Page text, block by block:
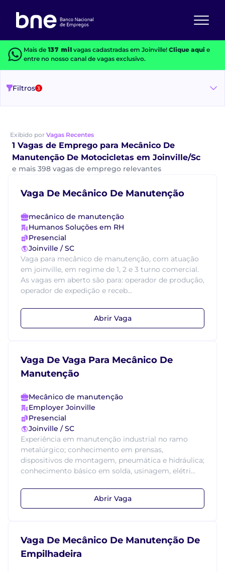
Mais de 137 milvagas cadastradas em Joinville! Clique aquie
entre no nosso canal de vagas exclusivo.
Filtros 3
Exibido por Vagas Recentes
1 Vagas de Emprego para Mecânico De
Manutenção De Motocicletas em Joinville/Sc
e mais 398 vagas de emprego relevantes
Vaga De Mecânico De Manutenção
mecânico de manutenção
Humanos Soluções em RH
Presencial
Joinville / SC
Vaga para mecânico de manutenção, com atuação
em joinville, em regime de 1, 2 e 3 turno comercial.
As vagas em aberto são para: operador de produção,
operador de expedição e receb...
Abrir Vaga
Vaga De Vaga Para Mecânico De
Manutenção
Mecânico de manutenção
Employer Joinville
Presencial
Joinville / SC
Experiência em manutenção industrial no ramo
metalúrgico; conhecimento em prensas,
dispositivos de montagem, pneumática e hidráulica;
conhecimento básico em solda, usinagem, elétri...
Abrir Vaga
Vaga De Mecânico De Manutenção De
Empilhadeira